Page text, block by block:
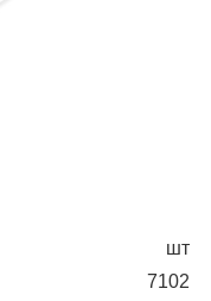
шт
7102